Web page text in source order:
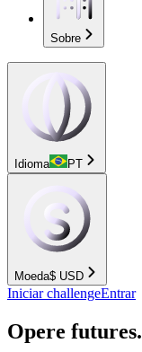
Sobre
Idioma PT
Moeda$ USD
Iniciar challengeEntrar
Opere futures.